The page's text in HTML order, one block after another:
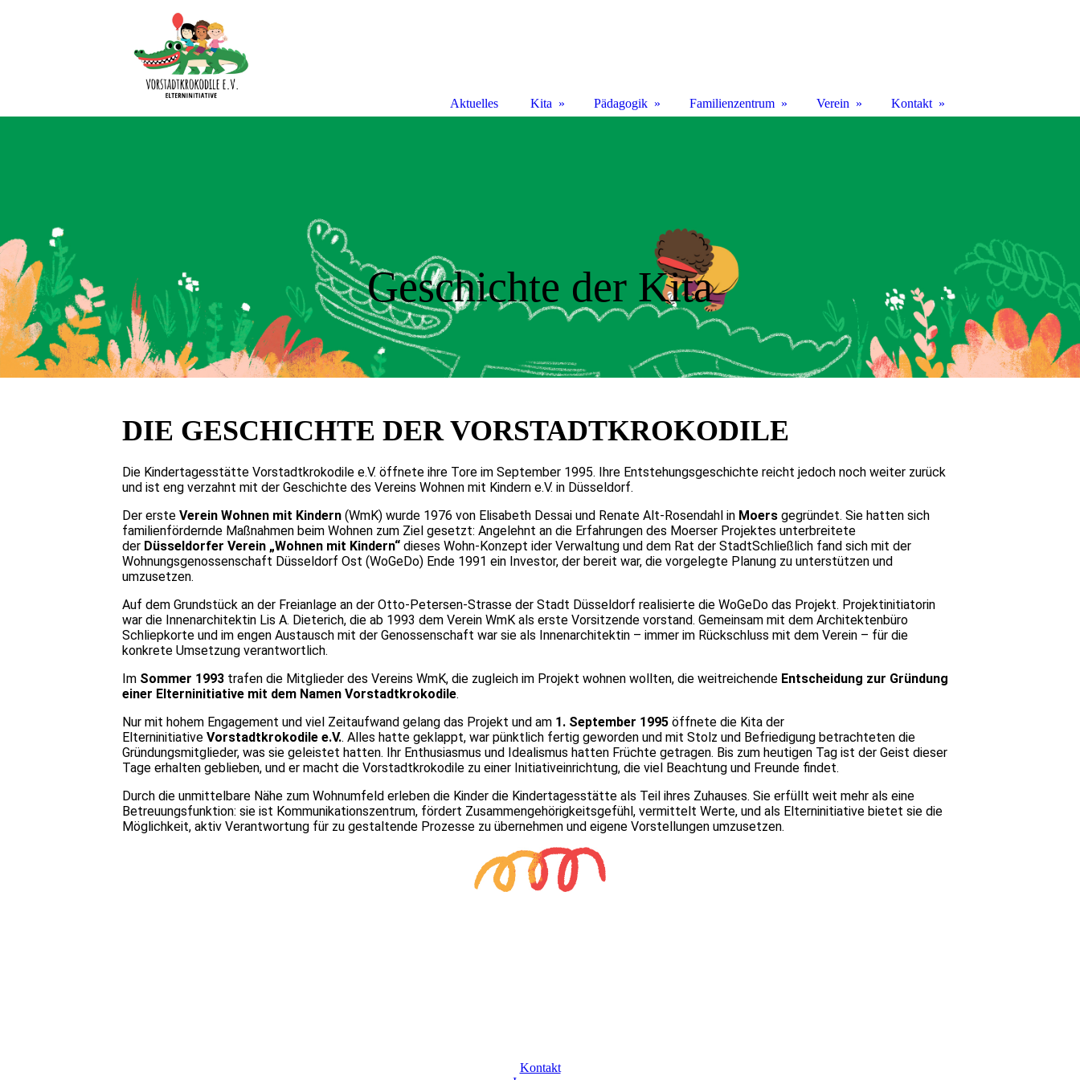
Geschichte der Kita
DIE GESCHICHTE DER VORSTADTKROKODILE
Die Kindertagesstätte Vorstadtkrokodile e.V. öffnete ihre Tore im September 1995. Ihre Entstehungsgeschichte reicht jedoch noch weiter zurück
und ist eng verzahnt mit der Geschichte des Vereins Wohnen mit Kindern e.V. in Düsseldorf.
Der erste Verein Wohnen mit Kindern (WmK) wurde 1976 von Elisabeth Dessai und Renate Alt-Rosendahl in Moers gegründet. Sie hatten sich
familienfördernde Maßnahmen beim Wohnen zum Ziel gesetzt: Angelehnt an die Erfahrungen des Moerser Projektes unterbreitete
der Düsseldorfer Verein „Wohnen mit Kindern“ dieses Wohn-Konzept ider Verwaltung und dem Rat der StadtSchließlich fand sich mit der
Wohnungsgenossenschaft Düsseldorf Ost (WoGeDo) Ende 1991 ein Investor, der bereit war, die vorgelegte Planung zu unterstützen und
umzusetzen.
Auf dem Grundstück an der Freianlage an der Otto-Petersen-Strasse der Stadt Düsseldorf realisierte die WoGeDo das Projekt. Projektinitiatorin
war die Innenarchitektin Lis A. Dieterich, die ab 1993 dem Verein WmK als erste Vorsitzende vorstand. Gemeinsam mit dem Architektenbüro
Schliepkorte und im engen Austausch mit der Genossenschaft war sie als Innenarchitektin – immer im Rückschluss mit dem Verein – für die
konkrete Umsetzung verantwortlich.
Im Sommer 1993 trafen die Mitglieder des Vereins WmK, die zugleich im Projekt wohnen wollten, die weitreichende Entscheidung zur Gründung
einer Elterninitiative mit dem Namen Vorstadtkrokodile.
Nur mit hohem Engagement und viel Zeitaufwand gelang das Projekt und am 1. September 1995 öffnete die Kita der
Elterninitiative Vorstadtkrokodile e.V.. Alles hatte geklappt, war pünktlich fertig geworden und mit Stolz und Befriedigung betrachteten die
Gründungsmitglieder, was sie geleistet hatten. Ihr Enthusiasmus und Idealismus hatten Früchte getragen. Bis zum heutigen Tag ist der Geist dieser
Tage erhalten geblieben, und er macht die Vorstadtkrokodile zu einer Initiativeinrichtung, die viel Beachtung und Freunde findet.
Durch die unmittelbare Nähe zum Wohnumfeld erleben die Kinder die Kindertagesstätte als Teil ihres Zuhauses. Sie erfüllt weit mehr als eine
Betreuungsfunktion: sie ist Kommunikationszentrum, fördert Zusammengehörigkeitsgefühl, vermittelt Werte, und als Elterninitiative bietet sie die
Möglichkeit, aktiv Verantwortung für zu gestaltende Prozesse zu übernehmen und eigene Vorstellungen umzusetzen.
Kontakt
Aktuelles Kita Pädagogik Familienzentrum Verein Kontakt